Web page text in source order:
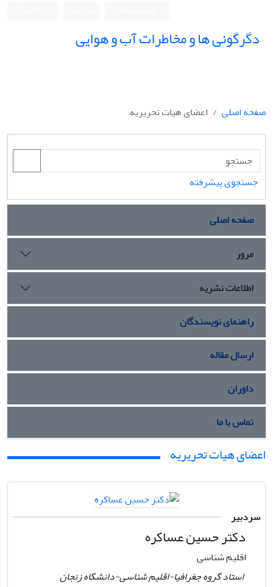
دگرگونی ها و مخاطرات آب و هوایی
صفحه اصلی اعضای هیات تحریریه
جستجوی پیشرفته
صفحه اصلی
مرور
اطلاعات نشریه
راهنمای نویسندگان
ارسال مقاله
داوران
تماس با ما
اعضای هیات تحریریه
سردبیر
دکتر حسین عساکره
اقلیم شناسی
استاد گروه جغرافیا-اقلیم شناسی-دانشگاه زنجان